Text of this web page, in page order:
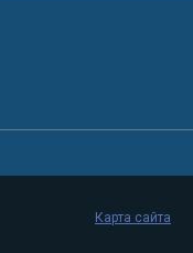
Карта сайта